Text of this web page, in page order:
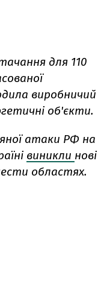
для 110
виробничий
об'єкти.
атаки РФ на
виникли нові
областях.